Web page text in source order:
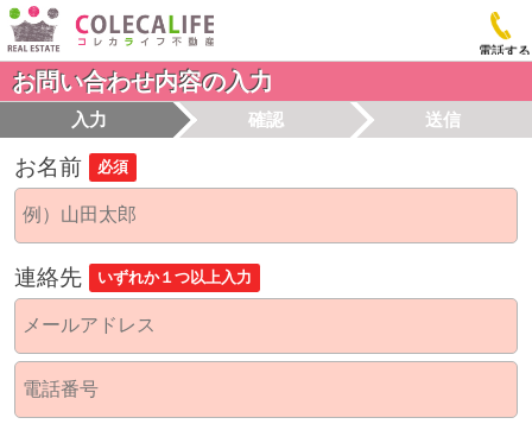
電話する
お問い合わせ内容の入力
入力 確認 送信
お名前 必須
連絡先 いずれか１つ以上入力